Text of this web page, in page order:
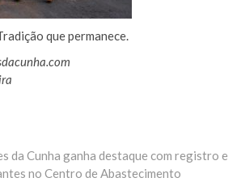
que permanece.
da Cunha ganha destaque com registro e
no Centro de Abastecimento